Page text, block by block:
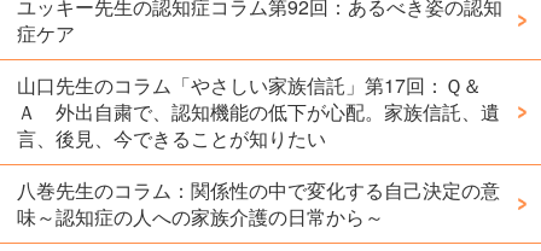
ユッキー先生の認知症コラム第92回：あるべき姿の認知
症ケア
山口先生のコラム「やさしい家族信託」第17回：Ｑ＆
Ａ 外出自粛で、認知機能の低下が心配。家族信託、遺
言、後見、今できることが知りたい
八巻先生のコラム：関係性の中で変化する自己決定の意
味～認知症の人への家族介護の日常から～